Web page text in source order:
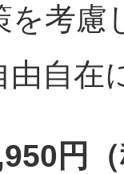
を考慮
由自在
円（